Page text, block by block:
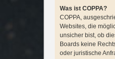
Was ist COPPA?
COPPA,
Websites, die
unsicher bist, ob
Boards keine
oder juristische